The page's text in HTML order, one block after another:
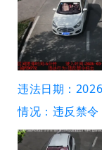
违法日期：
情况：违反禁令